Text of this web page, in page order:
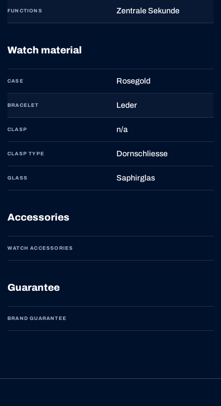
FUNCTIONS Zentrale Sekunde
Watch material
CASE Rosegold
BRACELET Leder
CLASP n/a
CLASP TYPE Dornschliesse
GLASS Saphirglas
Accessories
WATCH ACCESSORIES
Guarantee
BRAND GUARANTEE